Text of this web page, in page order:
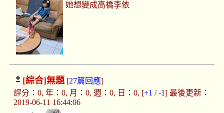
她想變成高橋李依
[綜合]無題[27篇回應]
評分：0, 年：0, 月：0, 週：0, 日：0, [+1 /-1] 最後更新：
2019-06-11 16:44:06